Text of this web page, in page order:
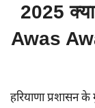
2025
Awas
हरियाणा प्रशासन के